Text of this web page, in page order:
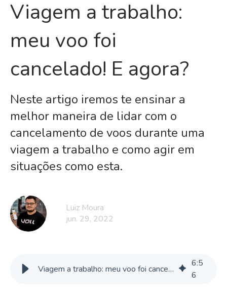
Viagem a trabalho:
meu voo foi
cancelado! E agora?
Neste artigo iremos te ensinar a
melhor maneira de lidar com o
cancelamento de voos durante uma
viagem a trabalho e como agir em
situações como esta.
Luiz Moura
jun. 29, 2022
Viagem a trabalho: meu voo foi cancelado! E agora?
6:5
6